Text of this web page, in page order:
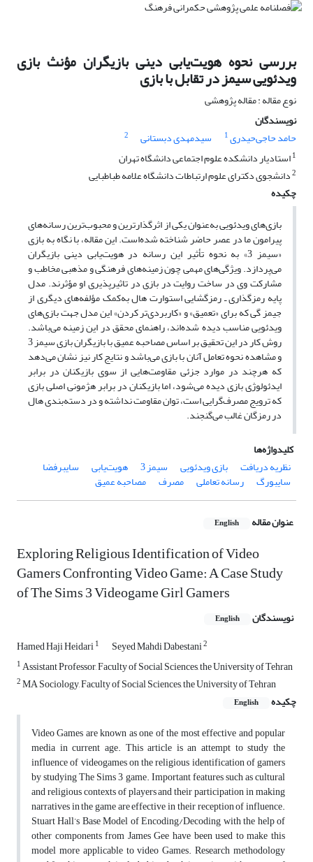
بررسی نحوه هویت‌یابی دینی بازیگران مؤنث بازی
ویدئویی سیمز در تقابل با بازی
نوع مقاله : مقاله پژوهشی
نویسندگان
حامد حاجی‌حیدری1 سیدمهدی دبستانی
2
1استادیار دانشکده علوم اجتماعی دانشگاه تهران
2دانشجوی دکترای علوم ارتباطات دانشگاه علامه طباطبایی
چکیده
بازی‌های ویدئویی به‌عنوان یکی از اثرگذارترین و محبوب‌ترین رسانه‌های
پیرامون ما در عصر حاضر شناخته شده‌است. این مقاله، با نگاه به بازی
«سیمز 3» به نحوه تأثیر این رسانه در هویت‌یابی دینی بازیگران
می‌پردازد. ویژگی‌های مهمی چون زمینه‌های فرهنگی و مذهبی مخاطب و
مشارکت وی در ساخت روایت در بازی در تاثیرپذیری او مؤثرند. مدل
پایه رمزگذاری ـ رمزگشایی استوارت هال به‌کمک مؤلفه‌های دیگری از
جیمز گی که برای «تعمیق» و «کاربردی‌تر کردن» این مدل جهت بازی‌های
ویدئویی مناسب دیده شده‌اند، راهنمای محقق در این زمینه می‌باشد.
روش کار در این تحقیق بر اساس مصاحبه عمیق با بازیگران بازی سیمز 3
و مشاهده نحوه تعامل آنان با بازی می‌باشد و نتایج کار نیز نشان می‌دهد
که هرچند در موارد جزئی مقاومت‌هایی از سوی بازیکنان در برابر
ایدئولوژی بازی دیده می‌شود، اما بازیکنان در برابر هژمونی اصلی بازی
که ترویج مصرف‌گرایی است، توان مقاومت نداشته و در دسته‌بندی هال
در رمزگان غالب می‌گنجند.
کلیدواژه‌ها
نظریه دریافت
بازی ویدئویی سیمز 3 هویت‌یابی سایبرفضا
سایبورگ رسانه تعاملی مصرف مصاحبه عمیق
عنوان مقاله English
Exploring Religious Identification of Video
Gamers Confronting Video Game: A Case Study
of The Sims 3 Videogame Girl Gamers
نویسندگان English
Hamed Haji Heidari1 Seyed Mahdi Dabestani2
1Assistant Professor, Faculty of Social Sciences, the University of Tehran
2MA Sociology, Faculty of Social Sciences, the University of Tehran
چکیده
English
Video Games are known as one of the most effective and popular
media in current age. This article is an attempt to study the
influence of videogames on the religious identification of gamers
by studying The Sims 3 game. Important features such as cultural
and religious contexts of players and their participation in making
narratives in the game are effective in their reception of influence.
Stuart Hall’s Base Model of Encoding/Decoding with the help of
other components from James Gee have been used to make this
model more applicable to video Games. Research methodology